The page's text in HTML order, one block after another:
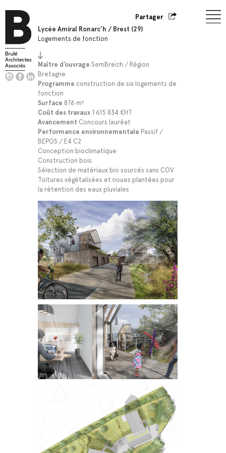
Partager
Lycée Amiral Ronarc'h / Brest (29)
Logements de fonction
Maître d’ouvrage SemBreizh / Région
Bretagne
Programme construction de six logements de
fonction
Surface 876 m²
Coût des travaux 1 615 834 €HT
Avancement Concours lauréat
Performance environnementale Passif /
BEPOS / E4 C2
Conception bioclimatique
Construction bois
Sélection de matériaux bio sourcés sans COV
Toitures végétalisées et noues plantées pour
la rétention des eaux pluviales